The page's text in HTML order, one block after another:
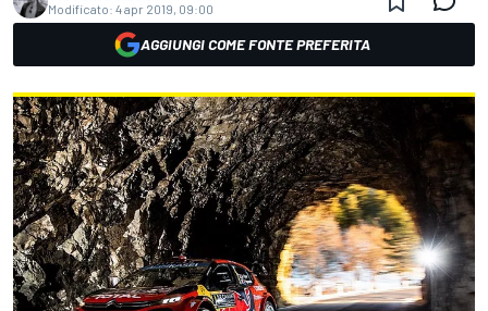
Modificato: 4 apr 2019, 09:00
AGGIUNGI COME FONTE PREFERITA